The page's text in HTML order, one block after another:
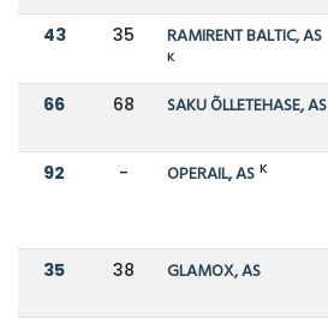
43 35 RAMIRENT BALTIC, AS
K
66 68 SAKU ÕLLETEHASE, AS
92 - OPERAIL, AS K
35 38 GLAMOX, AS